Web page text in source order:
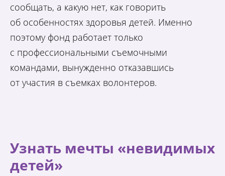
сообщать, а какую нет, как говорить
об особенностях здоровья детей. Именно
поэтому фонд работает только
с профессиональными съемочными
командами, вынужденно отказавшись
от участия в съемках волонтеров.
Узнать мечты «невидимых
детей»